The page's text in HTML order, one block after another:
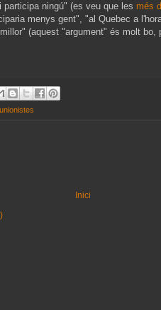
ningú" (es veu que les més
menys gent", "al Quebec a
(aquest "argument" és molt bo,
unionistes
Inici